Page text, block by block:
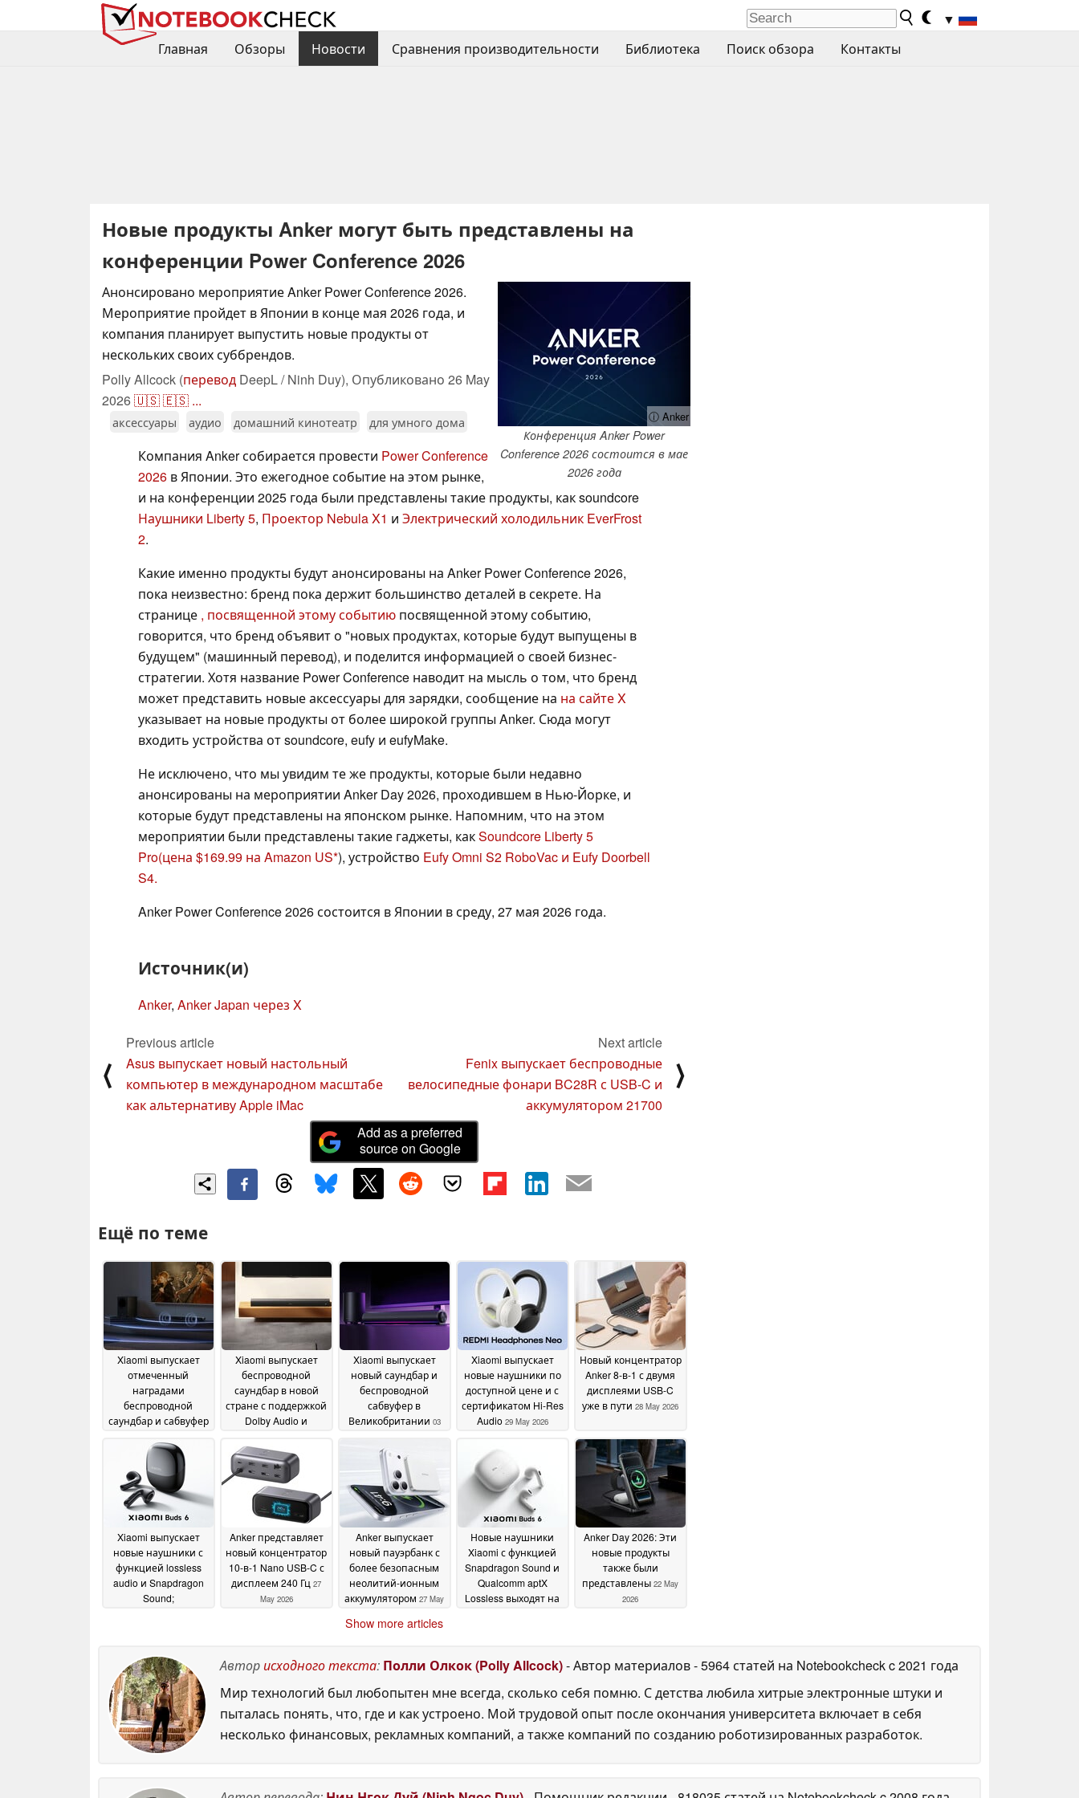
▼
Главная
Обзоры Новости Сравнения производительности Библиотека Поиск обзора Контакты
Новые продукты Anker могут быть представлены на
конференции Power Conference 2026
ⓘ Anker
Конференция Anker Power
Conference 2026 состоится в мае
2026 года
Анонсировано мероприятие Anker Power Conference 2026.
Мероприятие пройдет в Японии в конце мая 2026 года, и
компания планирует выпустить новые продукты от
нескольких своих суббрендов.
Polly Allcock (перевод DeepL / Ninh Duy), Опубликовано 26 May
2026🇺🇸🇪🇸 ...
аксессуары аудио домашний кинотеатр для умного дома
Компания Anker собирается провести Power Conference
2026 в Японии. Это ежегодное событие на этом рынке,
и на конференции 2025 года были представлены такие продукты, как soundcore
Наушники Liberty 5, Проектор Nebula X1 и Электрический холодильник EverFrost
2.
Какие именно продукты будут анонсированы на Anker Power Conference 2026,
пока неизвестно: бренд пока держит большинство деталей в секрете. На
странице , посвященной этому событию посвященной этому событию,
говорится, что бренд объявит о "новых продуктах, которые будут выпущены в
будущем" (машинный перевод), и поделится информацией о своей бизнес-
стратегии. Хотя название Power Conference наводит на мысль о том, что бренд
может представить новые аксессуары для зарядки, сообщение на на сайте X
указывает на новые продукты от более широкой группы Anker. Сюда могут
входить устройства от soundcore, eufy и eufyMake.
Не исключено, что мы увидим те же продукты, которые были недавно
анонсированы на мероприятии Anker Day 2026, проходившем в Нью-Йорке, и
которые будут представлены на японском рынке. Напомним, что на этом
мероприятии были представлены такие гаджеты, какSoundcore Liberty 5
Pro(цена $169.99 на Amazon US ), устройство Eufy Omni S2 RoboVac и Eufy Doorbell
S4.
Anker Power Conference 2026 состоится в Японии в среду, 27 мая 2026 года.
Источник(и)
Anker, Anker Japan через X
⟨
Previous article
Asus выпускает новый настольный
компьютер в международном масштабе
как альтернативу Apple iMac
Next article
Fenix выпускает беспроводные
велосипедные фонари BC28R с USB-C и
аккумулятором 21700
⟩
Add as a preferred
source on Google
Ещё по теме
Xiaomi выпускает
отмеченный
наградами
беспроводной
саундбар и сабвуфер
2026
Xiaomi выпускает
беспроводной
саундбар в новой
стране с поддержкой
Dolby Audio и
NFC03 June 2026
Xiaomi выпускает
новый саундбар и
беспроводной
сабвуфер в
Великобритании 03
Xiaomi выпускает
новые наушники по
доступной цене и с
сертификатом Hi-Res
Audio 29 May 2026
Новый концентратор
Anker 8-в-1 с двумя
дисплеями USB-C
уже в пути 28 May 2026
Xiaomi выпускает
новые наушники с
функцией lossless
audio и Snapdragon
Sound;
Anker представляет
новый концентратор
10-в-1 Nano USB-C с
дисплеем 240 Гц 27
May 2026
Anker выпускает
новый пауэрбанк с
более безопасным
неолитий-ионным
аккумулятором 27 May
Новые наушники
Xiaomi с функцией
Snapdragon Sound и
Qualcomm aptX
Lossless выходят на
Anker Day 2026: Эти
новые продукты
также были
представлены 22 May
2026
Show more articles
Авторисходного текста: Полли Олкок (Polly Allcock)- Автор материалов- 5964 статей на Notebookcheckc 2021 года
Мир технологий был любопытен мне всегда, сколько себя помню. С детства любила хитрые электронные штуки и
пыталась понять, что, где и как устроено. Мой трудовой опыт после окончания университета включает в себя
несколько финансовых, рекламных компаний, а также компаний по созданию роботизированных разработок.